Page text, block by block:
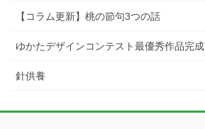
【コラム更新】桃の節句3つの話
ゆかたデザインコンテスト最優秀作品完成
針供養